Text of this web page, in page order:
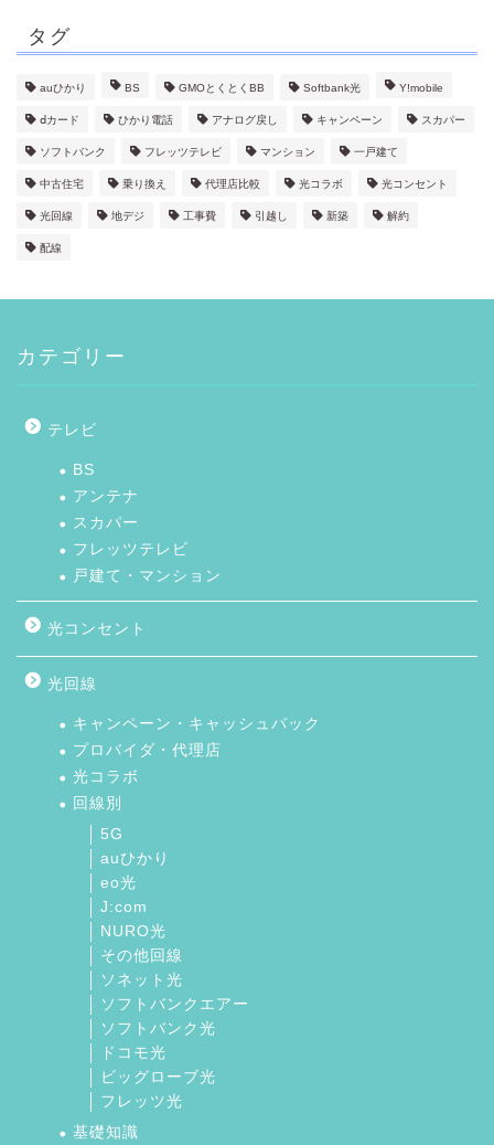
タグ
auひかり BS GMOとくとくBB Softbank光 Y!mobile
ⅾカード ひかり電話 アナログ戻し キャンペーン スカパー
ソフトバンク フレッツテレビ マンション 一戸建て
中古住宅 乗り換え 代理店比較 光コラボ 光コンセント
光回線 地デジ 工事費 引越し 新築 解約
配線
カテゴリー
テレビ
BS
アンテナ
スカパー
フレッツテレビ
戸建て・マンション
光コンセント
光回線
キャンペーン・キャッシュバック
プロバイダ・代理店
光コラボ
回線別
5G
auひかり
eo光
J:com
NURO光
その他回線
ソネット光
ソフトバンクエアー
ソフトバンク光
ドコモ光
ビッグローブ光
フレッツ光
基礎知識